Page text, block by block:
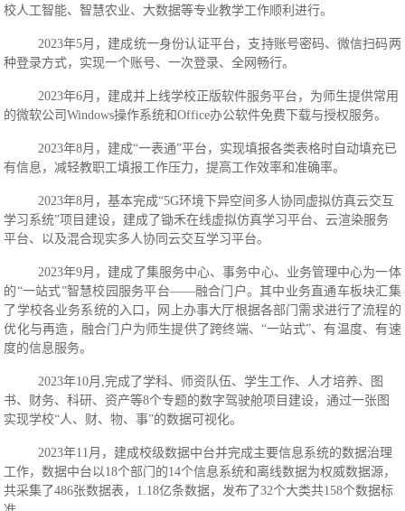
校人工智能、智慧农业、大数据等专业教学工作顺利进行。
2023年5月，建成统一身份认证平台，支持账号密码、微信扫码两
种登录方式，实现一个账号、一次登录、全网畅行。
2023年6月，建成并上线学校正版软件服务平台，为师生提供常用
的微软公司Windows操作系统和Office办公软件免费下载与授权服务。
2023年8月，建成“一表通”平台，实现填报各类表格时自动填充已
有信息，减轻教职工填报工作压力，提高工作效率和准确率。
2023年8月，基本完成“5G环境下异空间多人协同虚拟仿真云交互
学习系统”项目建设，建成了锄禾在线虚拟仿真学习平台、云渲染服务
平台、以及混合现实多人协同云交互学习平台。
2023年9月， 建成了集服务中心、事务中心、业务管理中心为一体
的“一站式”智慧校园服务平台——融合门户。其中业务直通车板块汇集
了学校各业务系统的入口，网上办事大厅根据各部门需求进行了流程的
优化与再造，融合门户为师生提供了跨终端、“一站式”、有温度、有速
度的信息服务。
2023年10月,完成了学科、师资队伍、学生工作、人才培养、图
书、财务、科研、资产等8个专题的数字驾驶舱项目建设，通过一张图
实现学校“人、财、物、事”的数据可视化。
2023年11月，建成校级数据中台并完成主要信息系统的数据治理
工作，数据中台以18个部门的14个信息系统和离线数据为权威数据源，
共采集了486张数据表，1.18亿条数据，发布了32个大类共158个数据标